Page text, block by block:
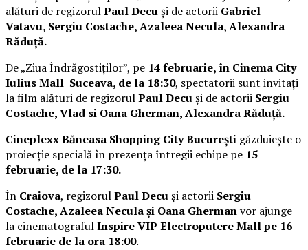
alături de regizorulPaul Decuși de actorii Gabriel
Vatavu, Sergiu Costache, Azaleea Necula, Alexandra
Răduță.
De „Ziua Îndrăgostiților”, pe 14 februarie, în Cinema City
Iulius Mall Suceava, de la 18:30, spectatorii sunt invitați
la film alături de regizorulPaul Decuși de actorii Sergiu
Costache, Vlad si Oana Gherman, Alexandra Răduță.
Cineplexx Băneasa Shopping City București găzduiește o
proiecție specială în prezența întregii echipe pe 15
februarie, de la 17:30.
În Craiova, regizorulPaul Decuși actorii Sergiu
Costache, Azaleea Necula și Oana Ghermanvor ajunge
la cinematografulInspire VIP Electroputere Mall pe 16
februarie de la ora 18:00.